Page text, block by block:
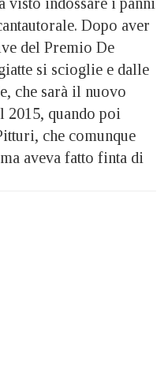
Dopo aver
del Premio De
si scioglie e dalle
che sarà il nuovo
2015, quando poi
che comunque
aveva fatto finta di